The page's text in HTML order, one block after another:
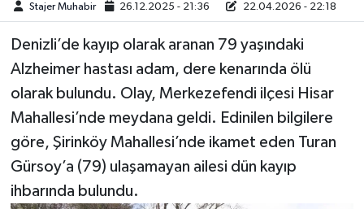
Stajer Muhabir 26.12.2025 - 21:36 22.04.2026 - 22:18
Denizli’de kayıp olarak aranan 79 yaşındaki
Alzheimer hastası adam, dere kenarında ölü
olarak bulundu. Olay, Merkezefendi ilçesi Hisar
Mahallesi’nde meydana geldi. Edinilen bilgilere
göre, Şirinköy Mahallesi’nde ikamet eden Turan
Gürsoy’a (79) ulaşamayan ailesi dün kayıp
ihbarında bulundu.
Siyaset
Spor
Teknoloji
Türkiye